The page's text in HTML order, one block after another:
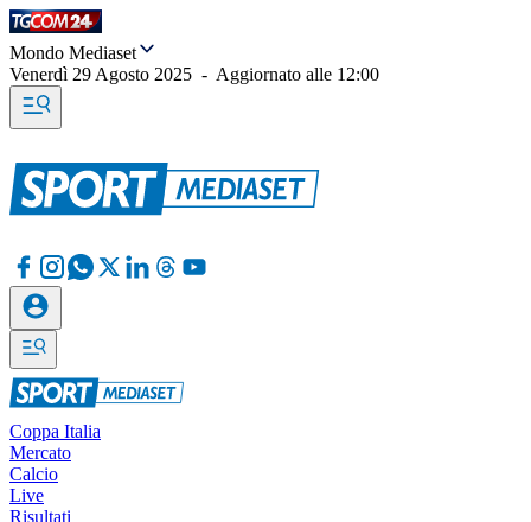
Mondo Mediaset
Venerdì 29 Agosto 2025 - Aggiornato alle 12:00
Coppa Italia
Mercato
Calcio
Live
Risultati